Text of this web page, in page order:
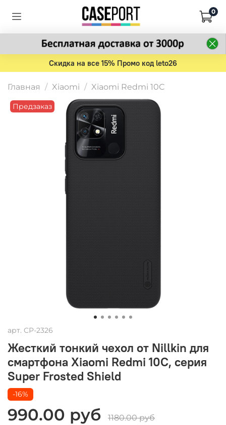
0
Скидка на все 15% Промо код leto26
Главная Xiaomi Xiaomi Redmi 10C
Предзаказ
арт. CP-2326
Жесткий тонкий чехол от Nillkin для
смартфона Xiaomi Redmi 10C, серия
Super Frosted Shield
-16%
990.00 руб
1180.00 руб